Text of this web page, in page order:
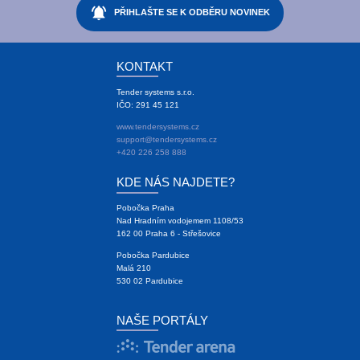
notifications_active PŘIHLAŠTE SE K ODBĚRU NOVINEK
KONTAKT
Tender systems s.r.o.
IČO: 291 45 121
www.tendersystems.cz
support@tendersystems.cz
+420 226 258 888
KDE NÁS NAJDETE?
Pobočka Praha
Nad Hradním vodojemem 1108/53
162 00 Praha 6 - Střešovice
Pobočka Pardubice
Malá 210
530 02 Pardubice
NAŠE PORTÁLY